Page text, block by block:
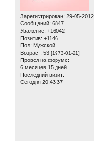
Зарегистрирован: 29-05-2012
Сообщений: 6847
Уважение: +16042
Позитив: +1146
Пол: Мужской
Возраст: 53 [1973-01-21]
Провел на форуме:
6 месяцев 15 дней
Последний визит:
Сегодня 20:43:37